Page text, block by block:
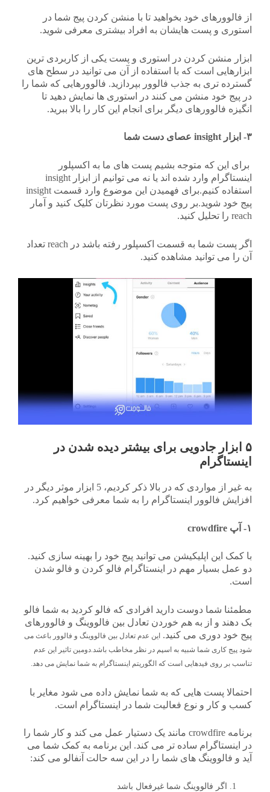
از فالوورهای خود بخواهید تا با منشن کردن پیج شما در
استوری و پست هایشان به افراد بیشتری معرفی شوید.
ابزار منشن کردن در استوری و پست یکی از کاربردی ترین
ابزارهایی است که با استفاده از آن می توانید در سطح های
گسترده تری به جذب فالوور بپردازید. فالوورهایی که شما را
در پیج خود منشن می کنند در استوری ها نمایش دهید تا
انگیزه فالوورهای دیگر برای انجام این کار را بالا ببرید.
۳- ابزار insight عصای دست شما
برای این که متوجه بشیم پست های ما به اکسپلور
اینستاگرام وارد شده اند یا نه می توانیم از ابزار insight
پیج خود شوید.بر روی پست مورد نظرتان کلیک کنید و آمار
reach را تحلیل کنید.
اگر پست شما به قسمت اکسپلور رفته باشد در reach تعداد
آن را می توانید مشاهده کنید.
۵ ابزار جادویی برای بیشتر
دیده شدن در
اینستاگرام
به غیر از مواردی که در بالا ذکر کردیم، 5 ابزار موثر دیگر در
افزایش فالوور اینستاگرام را به شما معرفی خواهیم کرد.
۱- آپ crowdfire
با کمک این اپلیکیشن می توانید پیج خود را بهینه سازی کنید.
دو عمل بسیار مهم در اینستاگرام فالو کردن و فالو شدن
است.
مطمئنا شما دوست دارید افرادی که فالو کردید به شما فالو
بک دهند و از به هم خوردن تعادل بین فالووینگ و فالوورهای
پیج خود دوری می کنید. این عدم تعادل بین فالووینگ و فالوور باعث می
شود پیج کاری شما شبیه به اسپم در نظر مخاطب باشد.دومین تاثیر این عدم
تناسب بر روی فیدهایی است که الگوریتم اینستاگرام به شما نمایش می دهد.
احتمالا پست هایی که به شما نمایش داده می شود مغایر با
کسب و کار و نوع فعالیت شما در اینستاگرام است.
برنامه crowdfire مانند یک دستیار عمل می کند و کار شما را
در اینستاگرام ساده تر می کند. این برنامه به کمک شما می
آید و فالووینگ های شما را در این سه حالت آنفالو می کند:
اگر فالووینگ شما غیرفعال باشد